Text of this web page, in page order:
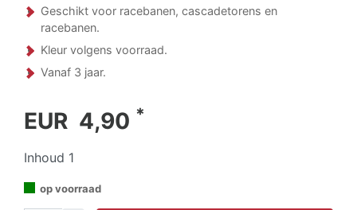
Geschikt voor racebanen, cascadetorens en
racebanen.
Kleur volgens voorraad.
Vanaf 3 jaar.
EUR 4,90 *
Inhoud 1
op voorraad